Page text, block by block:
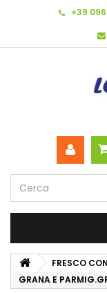
+39
FRESCO
GRANA E